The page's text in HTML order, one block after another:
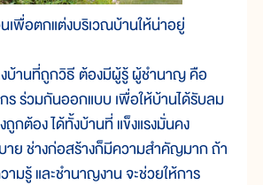
เพื่อตกแต่งบริเวณบ้านให้น่าอยู่
นที่ถูกวิธี ต้องมีผู้รู้ ผู้ชำนาญ คือ
ร ร่วมกันออกแบบ เพื่อให้บ้านได้รับลม
ถูกต้อง ได้ทั้งบ้านที่ แข็งแรงมั่นคง
าย ช่างก่อสร้างก็มีความสำคัญมาก ถ้า
มรู้ และชำนาญงาน จะช่วยให้การ